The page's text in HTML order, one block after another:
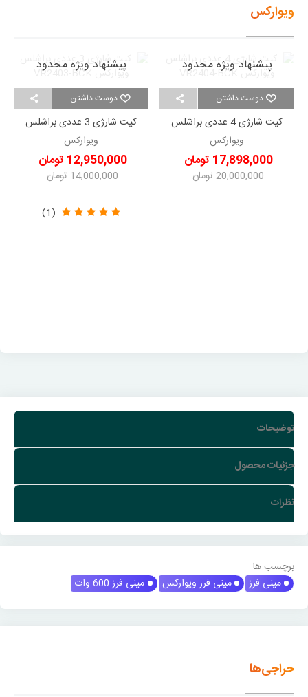
ویوارکس
دوست داشتن
پیشنهاد ویژه محدود
کیت شارژی 4 عددی براشلس
ویوارکس VR2404-BCKویوارکس
17,898,000 تومان
20,000,000 تومان
دوست داشتن
پیشنهاد ویژه محدود
کیت شارژی 3 عددی براشلس
ویوارکس VR2403-BCKویوارکس
12,950,000 تومان
14,000,000 تومان
(1)
توضیحات
جزئیات محصول
نظرات
برچسب ها
مینی فرز
مینی فرز ویوارکس مینی فرز 600 وات
حراجی‌ها